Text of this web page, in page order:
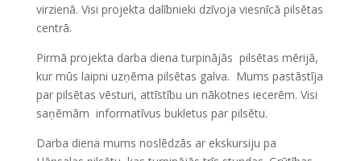
virzienā. Visi projekta dalībnieki dzīvoja viesnīcā pilsētas
centrā.
Pirmā projekta darba diena turpinājās pilsētas mērijā,
kur mūs laipni uzņēma pilsētas galva. Mums pastāstīja
par pilsētas vēsturi, attīstību un nākotnes iecerēm. Visi
saņēmām informatīvus bukletus par pilsētu.
Darba diena mums noslēdzās ar ekskursiju pa